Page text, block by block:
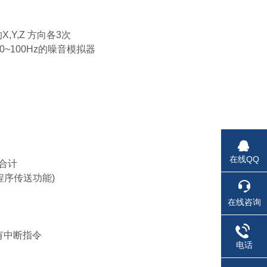
方向各3次
的噪音模拟器
计
传送功能)
断指令
在线QQ
在线咨询
电话